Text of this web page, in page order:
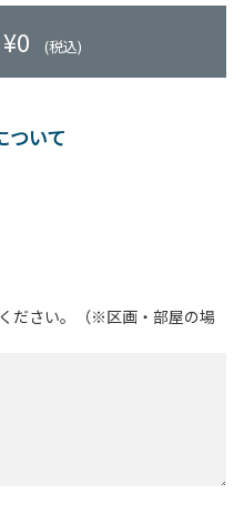
¥0 (税込)
ついて
ださい。（※区画・部屋の場